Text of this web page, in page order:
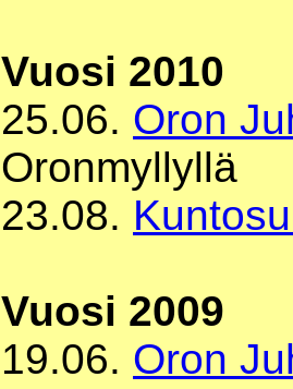
Vuosi 2010
25.06. Oron
Oronmyllyllä
23.08.
Vuosi 2009
19.06. Oron